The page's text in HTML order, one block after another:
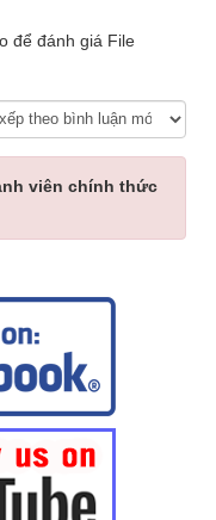
để đánh giá File
viên chính thức